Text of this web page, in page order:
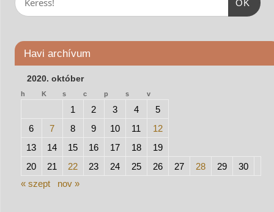
OK
Havi archívum
2020. október
h K s c p s v
1 2 3 4
5
6
7 8 9 10 11
12
13
14 15 16 17 18
19
20
21 22 23 24 25 26 27 28 29
30
« szept
nov »